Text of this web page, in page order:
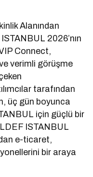
Alanından
2026’nın
Connect,
verimli görüşme
tarafından
üç gün boyunca
için güçlü bir
ISTANBUL
e-ticaret,
bir araya